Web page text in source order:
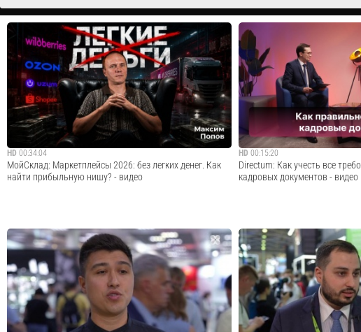
HD 00:34:04
МойСклад: Маркетплейсы 2026: без легких денег. Как
найти прибыльную нишу? - видео
Интервью с предпринимателем Максимом Поповым —
без прикрас о том, что реально работает на Wildberries,
Ozon, Uzum и Shopee в этом году. Выручка растёт, а
деньги тают? Кажется, ещё вчера маркетплейсы
прощали ошибки новичкам, а сегодня...
Cмотреть видео
HD 00:15:20
Directum: Как учесть все
кадровых документов - видео
В новом выпуске методолог-
Азарова рассказывает о
в электронном виде. В фокусе
к созданию и хранению
предъявляют разные вед...
Cмотреть